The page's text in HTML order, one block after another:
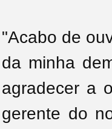
"Acabo de
da minha
agradecer a
gerente do